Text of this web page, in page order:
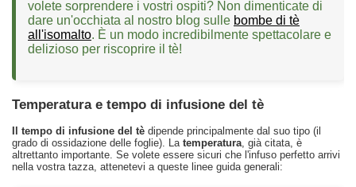
volete sorprendere i vostri ospiti? Non dimenticate di
dare un'occhiata al nostro blog sulle bombe di tè
all'isomalto. È un modo incredibilmente spettacolare e
delizioso per riscoprire il tè!
Temperatura e tempo di infusione del tè
Il tempo di infusione del tè dipende principalmente dal suo tipo (il
grado di ossidazione delle foglie). La temperatura, già citata, è
altrettanto importante. Se volete essere sicuri che l'infuso perfetto arrivi
nella vostra tazza, attenetevi a queste linee guida generali: